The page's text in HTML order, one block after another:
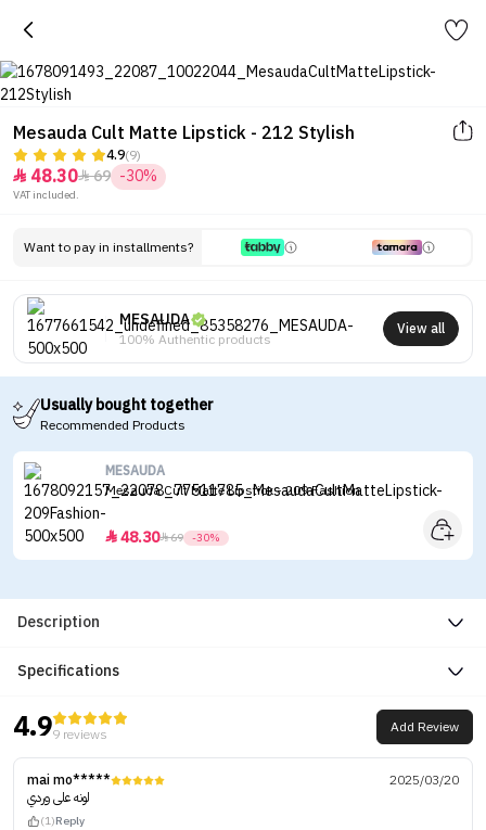
Mesauda Cult Matte Lipstick - 212 Stylish
4.9(9)
 48.3069 -30%
VAT included.
Want to pay in installments?
MESAUDA
100% Authentic products
View all
Usually bought together
Recommended Products
MESAUDA
Mesauda Cult Matte Lipstick - 209 Fashion
48.3069 -30%
Description
Specifications
4.99 reviews Add Review
mai mo*****
2025/03/20
لونه على وردي
(1)Reply